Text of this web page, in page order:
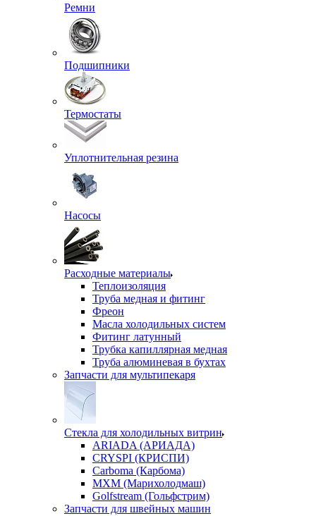
Ремни
Подшипники
Термостаты
Уплотнительная резина
Насосы
Расходные материалы
Теплоизоляция
Труба медная и фитинг
Фреон
Масла холодильных систем
Фитинг латунный
Трубка капиллярная медная
Труба алюминевая в бухтах
Запчасти для мультипекаря
Стекла для холодильных витрин
ARIADA (АРИАДА)
CRYSPI (КРИСПИ)
Carboma (Карбома)
MXM (Марихолодмаш)
Golfstream (Гольфстрим)
Запчасти для швейных машин